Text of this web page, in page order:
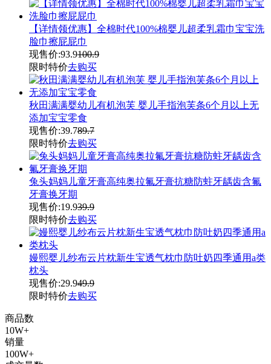
【详情领优惠】全棉时代100%棉婴儿超柔乳霜巾宝宝洗
脸巾擦屁屁巾
现售价:93.9100.9
限时特价去购买
秋田满满婴幼儿有机泡芙 婴儿手指泡芙条6个月以上无
添加宝宝零食
现售价:39.789.7
限时特价去购买
兔头妈妈儿童牙膏高纯奥拉氟牙膏抗糖防蛀牙龋齿含氟
牙膏换牙期
现售价:19.939.9
限时特价去购买
嫚熙婴儿纱布云片枕新生宝透气枕巾防吐奶四季通用a类
枕头
现售价:29.949.9
限时特价去购买
商品数
10W+
销量
100W+